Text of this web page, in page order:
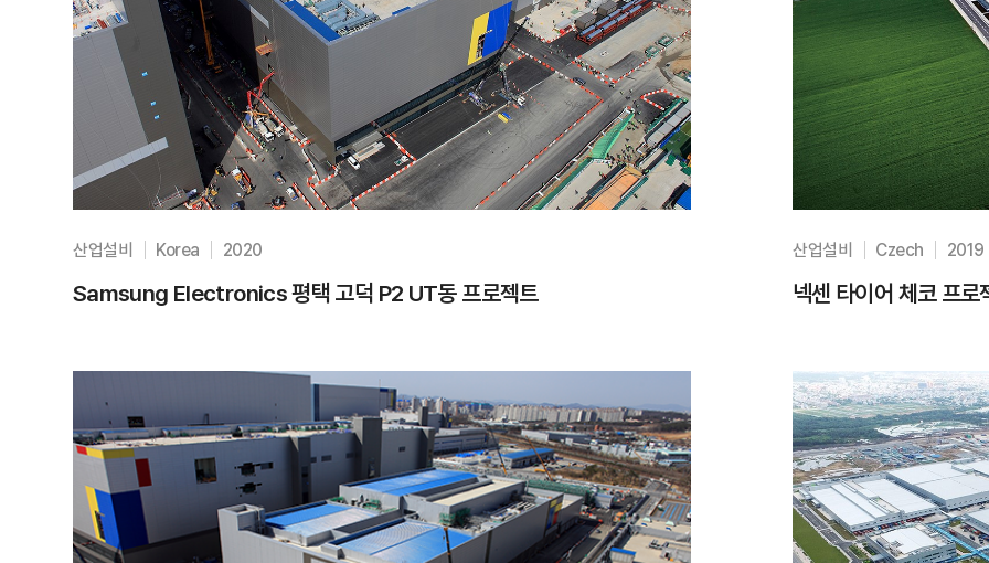
산업설비 Korea 2020
Samsung Electronics 평택 고덕 P2 UT동 프로젝트
산업설비 Czech 2019
넥센 타이어 체코 프로